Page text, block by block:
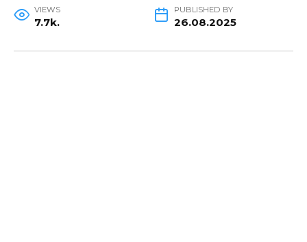
VIEWS
7.7k.
PUBLISHED BY
26.08.2025